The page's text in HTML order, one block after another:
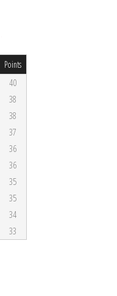
Points
40
38
38
37
36
36
35
35
34
33